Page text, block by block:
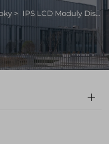
> IPS LCD Moduly Displeja